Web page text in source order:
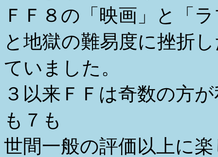
ＦＦ８の「映画」と「
と地獄の難易度に挫折
ていました。
３以来ＦＦは奇数の方
も７も
世間一般の評価以上に